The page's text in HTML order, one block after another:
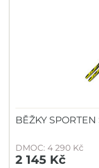
BĚŽKY
DMOC: 4 290 Kč
2 145 Kč